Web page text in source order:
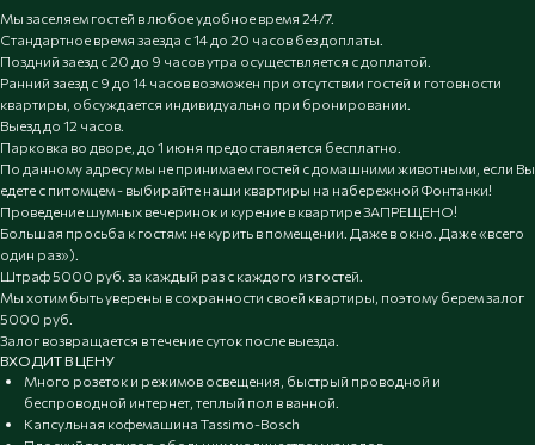
Мы заселяем гостей в любое удобное время 24/7.
Стандартное время заезда с 14 до 20 часов без доплаты.
Поздний заезд с 20 до 9 часов утра осуществляется с доплатой.
Ранний заезд с 9 до 14 часов возможен при отсутствии гостей и готовности
квартиры, обсуждается индивидуально при бронировании.
Выезд до 12 часов.
Парковка во дворе, до 1 июня предоставляется бесплатно.
По данному адресу мы не принимаем гостей с домашними животными, если Вы
едете с питомцем - выбирайте наши квартиры на набережной Фонтанки!
Проведение шумных вечеринок и курение в квартире ЗАПРЕЩЕНО!
Большая просьба к гостям: не курить в помещении. Даже в окно. Даже «всего
один раз»).
Штраф 5000 руб. за каждый раз с каждого из гостей.
Мы хотим быть уверены в сохранности своей квартиры, поэтому берем залог
5000 руб.
Залог возвращается в течение суток после выезда.
ВХОДИТ В ЦЕНУ
Много розеток и режимов освещения, быстрый проводной и
беспроводной интернет, теплый пол в ванной.
Капсульная кофемашина Tassimo-Bosch